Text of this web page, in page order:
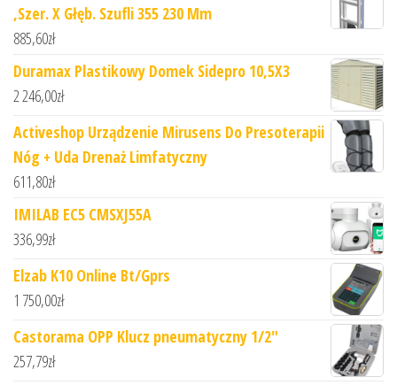
,Szer. X Głęb. Szufli 355 230 Mm
885,60zł
Duramax Plastikowy Domek Sidepro 10,5X3
2 246,00zł
Activeshop Urządzenie Mirusens Do Presoterapii
Nóg + Uda Drenaż Limfatyczny
611,80zł
IMILAB EC5 CMSXJ55A
336,99zł
Elzab K10 Online Bt/Gprs
1 750,00zł
Castorama OPP Klucz pneumatyczny 1/2"
257,79zł